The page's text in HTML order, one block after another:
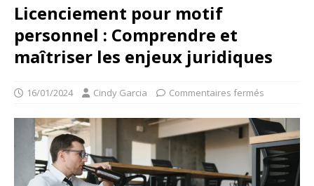
Licenciement pour motif
personnel : Comprendre et
maîtriser les enjeux juridiques
16/01/2024 Cindy Garcia Commentaires fermés